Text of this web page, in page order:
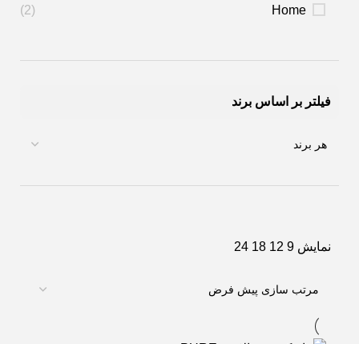
Home
(2)
فیلتر بر اساس برند
نمایش 9
12
18
24